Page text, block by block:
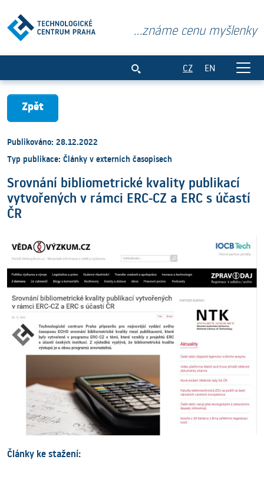
...známe cenu myšlenky
CZ EN
Zpět
Publikováno: 28.12.2022
Typ publikace: Články v externích časopisech
Srovnání bibliometrické kvality publikací
vytvořených v rámci ERC-CZ a ERC s účastí
ČR
Články ke stažení: